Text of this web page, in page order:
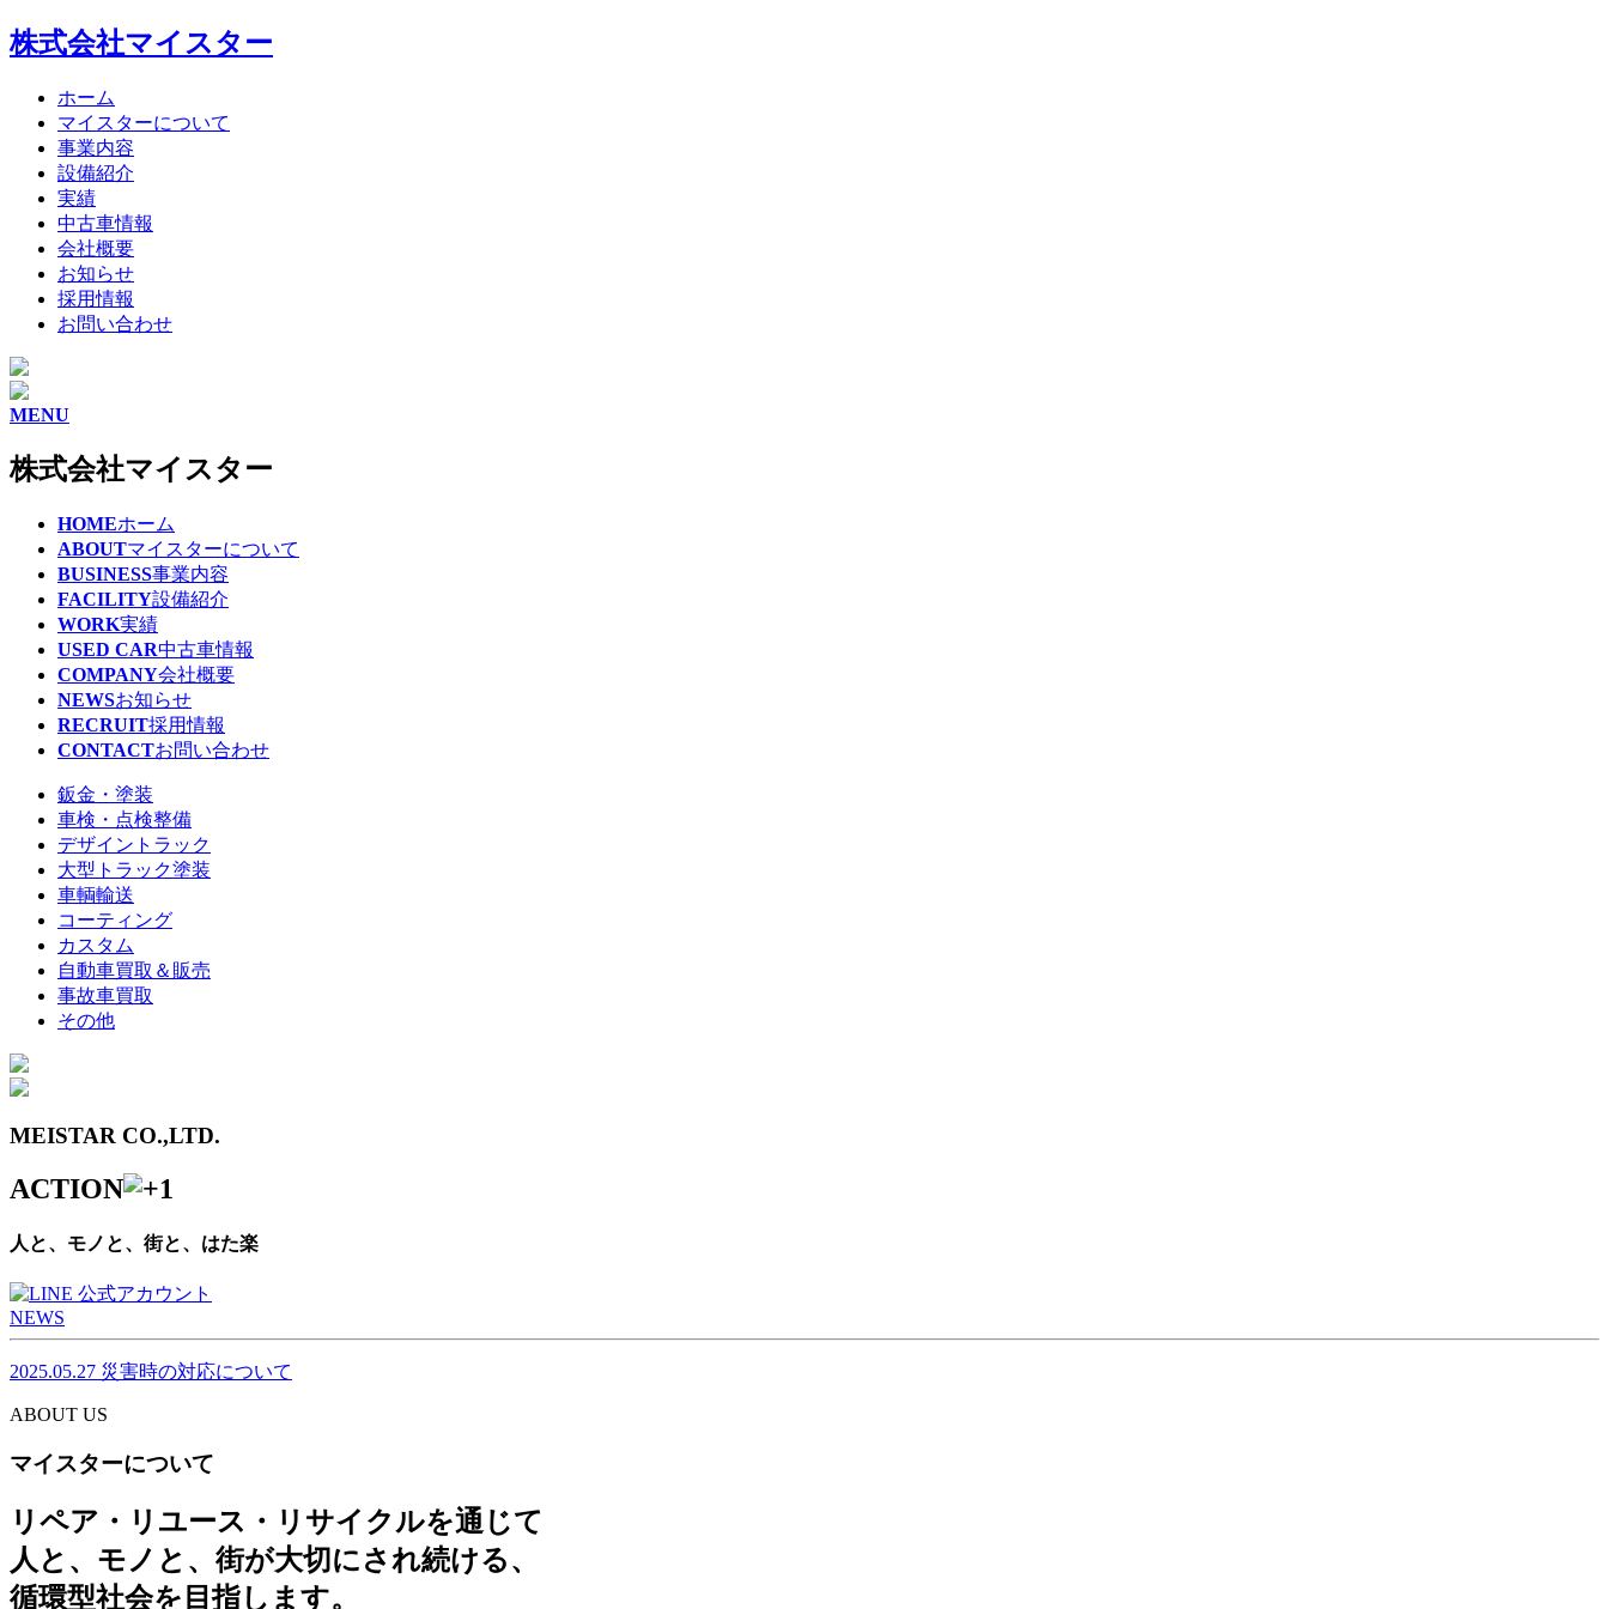
株式会社マイスター
ホーム
マイスターについて
事業内容
設備紹介
実績
中古車情報
会社概要
お知らせ
採用情報
お問い合わせ
MENU
株式会社マイスター
HOMEホーム
ABOUTマイスターについて
BUSINESS事業内容
FACILITY設備紹介
WORK実績
USED CAR中古車情報
COMPANY会社概要
NEWSお知らせ
RECRUIT採用情報
CONTACTお問い合わせ
鈑金・塗装
車検・点検整備
デザイントラック
大型トラック塗装
車輌輸送
コーティング
カスタム
自動車買取＆販売
事故車買取
その他
MEISTAR CO.,LTD.
ACTION
人と、モノと、街と、はた楽
NEWS
2025.05.27 災害時の対応について
ABOUT US
マイスターについて
リペア・リユース・リサイクルを通じて
人と、モノと、街が大切にされ続ける、
循環型社会を目指します。